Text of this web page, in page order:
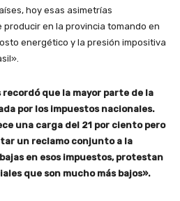
hoy esas asimetrías
en la provincia tomando en
energético y la presión impositiva
recordó que la mayor parte de la
por los impuestos nacionales.
una carga del 21 por ciento pero
un reclamo conjunto a la
en esos impuestos, protestan
que son mucho más bajos».